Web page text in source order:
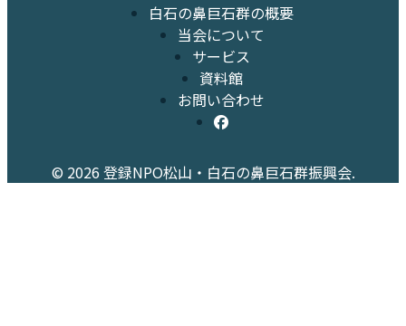
白石の鼻巨石群の概要
当会について
サービス
資料館
お問い合わせ
© 2026 登録NPO松山・白石の鼻巨石群振興会.